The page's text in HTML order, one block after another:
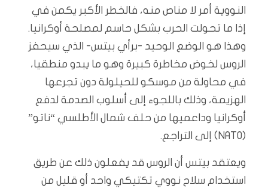
النووية أمر لا مناص منه، فالخطر الأكبر يكمن في
إذا ما تحولت الحرب بشكل حاسم لمصلحة أوكرانيا.
وهذا هو الوضع الوحيد -برأي بيتس- الذي سيحفز
الروس لخوض مخاطرة كبيرة وهو ما يبدو منطقيا،
في محاولة من موسكو للحيلولة دون تجرعها
الهزيمة، وذلك باللجوء إلى أسلوب الصدمة لدفع
أوكرانيا وداعميها من حلف شمال الأطلسي “ناتو”
(NATO) إلى التراجع.
ويعتقد بيتس أن الروس قد يفعلون ذلك عن طريق
استخدام سلاح نووي تكتيكي واحد أو قليل من